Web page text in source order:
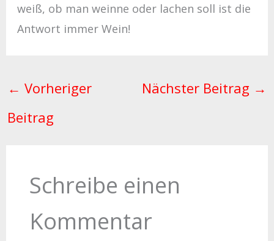
weiß, ob man weinne oder lachen soll ist die
Antwort immer Wein!
← Vorheriger
Beitrag
Nächster Beitrag →
Schreibe einen
Kommentar